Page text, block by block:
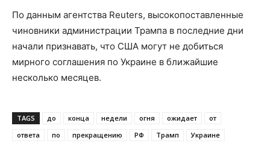
По данным агентства Reuters, высокопоставленные
чиновники администрации Трампа в последние дни
начали признавать, что США могут не добиться
мирного соглашения по Украине в ближайшие
несколько месяцев.
TAGS до конца недели огня ожидает
от
ответа
по прекращению РФ Трамп Украине